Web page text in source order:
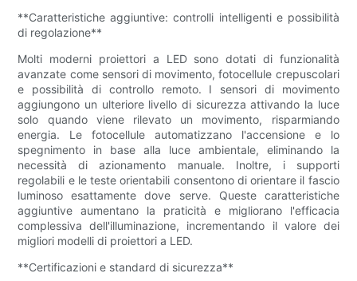
**Caratteristiche aggiuntive: controlli intelligenti e possibilità
di regolazione**
Molti moderni proiettori a LED sono dotati di funzionalità
avanzate come sensori di movimento, fotocellule crepuscolari
e possibilità di controllo remoto. I sensori di movimento
aggiungono un ulteriore livello di sicurezza attivando la luce
solo quando viene rilevato un movimento, risparmiando
energia. Le fotocellule automatizzano l'accensione e lo
spegnimento in base alla luce ambientale, eliminando la
necessità di azionamento manuale. Inoltre, i supporti
regolabili e le teste orientabili consentono di orientare il fascio
luminoso esattamente dove serve. Queste caratteristiche
aggiuntive aumentano la praticità e migliorano l'efficacia
complessiva dell'illuminazione, incrementando il valore dei
migliori modelli di proiettori a LED.
**Certificazioni e standard di sicurezza**